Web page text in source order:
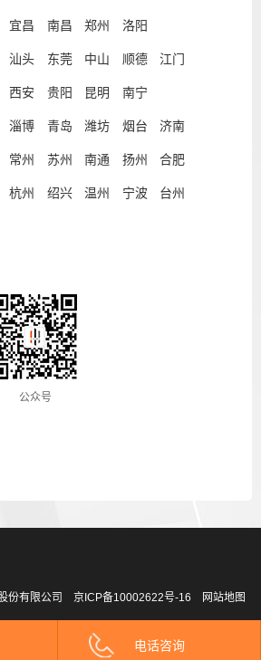
宜昌 南昌 郑州 洛阳
汕头 东莞 中山 顺德 江门
西安 贵阳 昆明 南宁
淄博 青岛 潍坊 烟台 济南
常州 苏州 南通 扬州 合肥
杭州 绍兴 温州 宁波 台州
公众号
份有限公司 京ICP备10002622号-16 网站地图
电话咨询